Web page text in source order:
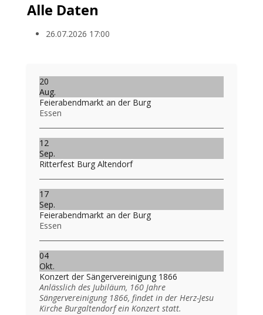
Alle Daten
26.07.2026 17:00
20
Aug.
Feierabendmarkt an der Burg
Essen
12
Sep.
Ritterfest Burg Altendorf
17
Sep.
Feierabendmarkt an der Burg
Essen
04
Okt.
Konzert der Sängervereinigung 1866
Anlässlich des Jubiläum, 160 Jahre
Sängervereinigung 1866, findet in der Herz-Jesu
Kirche Burgaltendorf ein Konzert statt.